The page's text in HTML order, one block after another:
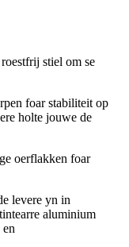
stiel om se
foar stabiliteit op
holte jouwe de
oerflakken foar
levere yn in
aluminium
en